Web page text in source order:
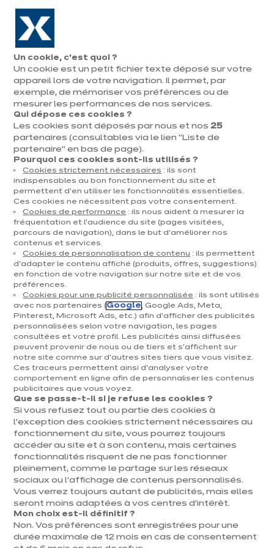
Aller à la navigation
Aller au contenu principal
Ouvrir
le
menu
magasins
Prendre
rendez-vous
Vous
êtes
ici
Accueil Cuisines Par catégorie Cuisines d'exposition Vogue
Contact
Télécharger le catalogue
Prendre rendez-vous
Cuisines & aménagement
Cuisines équipées
Inspirations & conseils
Aménagement intérieur
Votre projet
À propos d'ixina
Recrutement
Newsletter
Découvrez toutes nos nouveautés
Un cookie, c’est quoi ?
Un cookie est un petit fichier texte déposé sur votre
appareil lors de votre navigation. Il permet, par
exemple, de mémoriser vos préférences ou de
mesurer les performances de nos services.
Qui dépose ces cookies ?
Les cookies sont déposés par nous et nos 25
partenaires (consultables via le lien "Liste de
partenaire" en bas de page).
Pourquoi ces cookies sont-ils utilisés ?
Cookies strictement nécessaires : ils sont
indispensables au bon fonctionnement du site et
permettent d’en utiliser les fonctionnalités essentielles.
Ces cookies ne nécessitent pas votre consentement.
Cookies de performance : ils nous aident à mesurer la
fréquentation et l’audience du site (pages visitées,
parcours de navigation), dans le but d’améliorer nos
contenus et services.
Cookies de personnalisation de contenu : ils permettent
d’adapter le contenu affiché (produits, offres, suggestions)
en fonction de votre navigation sur notre site et de vos
préférences.
Cookies pour une publicité personnalisée : ils sont utilisés
avec nos partenaires (Google, Google Ads, Meta,
Pinterest, Microsoft Ads, etc.) afin d’afficher des publicités
personnalisées selon votre navigation, les pages
consultées et votre profil. Les publicités ainsi diffusées
peuvent provenir de nous ou de tiers et s'affichent sur
notre site comme sur d’autres sites tiers que vous visitez.
Ces traceurs permettent ainsi d'analyser votre
comportement en ligne afin de personnaliser les contenus
publicitaires que vous voyez.
Que se passe-t-il si je refuse les cookies ?
Si vous refusez tout ou partie des cookies à
l’exception des cookies strictement nécessaires au
fonctionnement du site, vous pourrez toujours
accéder au site et à son contenu, mais certaines
fonctionnalités risquent de ne pas fonctionner
pleinement, comme le partage sur les réseaux
sociaux ou l’affichage de contenus personnalisés.
Vous verrez toujours autant de publicités, mais elles
seront moins adaptées à vos centres d’intérêt.
Mon choix est-il définitif ?
Non. Vos préférences sont enregistrées pour une
durée maximale de 12 mois en cas de consentement